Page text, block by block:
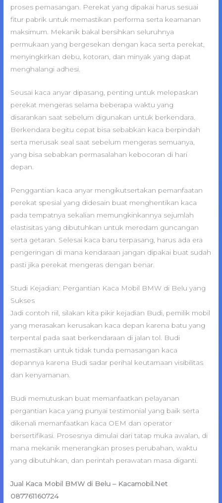
proses pemasangan. Perekat yang dipakai harus sesuai
fitur pabrik untuk memastikan performa serta keamanan
maksimum. Mekanik bakal bersihkan seluruhnya
permukaan yang bergesekan dengan kaca serta perekat,
menyingkirkan debu, kotoran, dan minyak yang dapat
menghalangi adhesi.
Seusai kaca anyar dipasang, penting untuk melepaskan
perekat mengeras selama beberapa waktu yang
disarankan saat sebelum digunakan untuk berkendara.
Berkendara begitu cepat bisa sebabkan kaca berpindah
serta merusak seal saat sebelum mengeras semuanya,
yang bisa sebabkan permasalahan kebocoran di hari
depan.
Penggantian kaca anyar mengikutsertakan pemanfaatan
perekat spesial yang didesain buat menghentikan kaca
pada tempatnya sekalian memungkinkannya sejumlah
elastisitas yang dibutuhkan untuk meredam guncangan
serta getaran. Selesai kaca baru terpasang, harus ada era
pengeringan di mana kendaraan jangan dipakai buat sudah
pasti jika perekat mengeras dengan benar.
Studi Kejadian: Pergantian Kaca Mobil BMW di Belu yang
Sukses
Jadi contoh riil, silakan kita pikir kejadian Budi, pemilik mobil
yang merasakan kerusakan kaca depan karena batu yang
terpental pada saat berkendaraan di jalan tol. Budi
memastikan untuk tidak tunda pemasangan kaca
depannya karena Budi sadar perihal keutamaan visibilitas
dan kenyamanan.
Budi memutuskan buat memanfaatkan pelayanan
pergantian kaca yang punyai testimonial yang baik serta
dikenali memanfaatkan kaca OEM dan operator
bersertifikasi. Prosesnya dimulai dari tatap muka awalan, di
mana mekanik menerangkan proses perubahan, waktu
yang dibutuhkan, dan perintah perawatan masa diganti.
Jual Kaca Mobil BMW di Belu – Kacamobil.Net
087761160724